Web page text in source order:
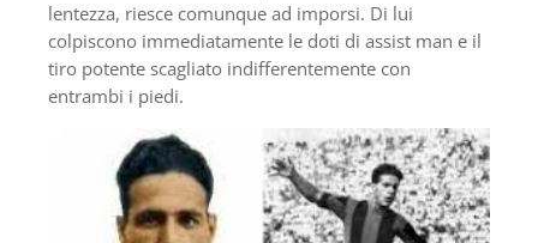
lentezza, riesce comunque ad imporsi. Di lui
colpiscono immediatamente le doti di assist man e il
tiro potente scagliato indifferentemente con
entrambi i piedi.